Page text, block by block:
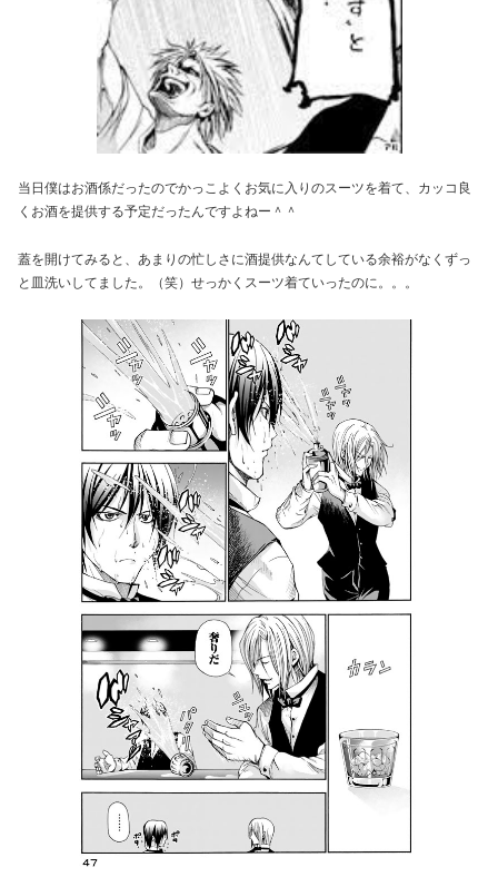
当日僕はお酒係だったのでかっこよくお気に入りのスーツを着て、カッコ良
くお酒を提供する予定だったんですよねー＾＾
蓋を開けてみると、あまりの忙しさに酒提供なんてしている余裕がなくずっ
と皿洗いしてました。（笑）せっかくスーツ着ていったのに。。。